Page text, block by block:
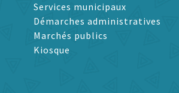
Services municipaux
Démarches administratives
Marchés publics
Kiosque